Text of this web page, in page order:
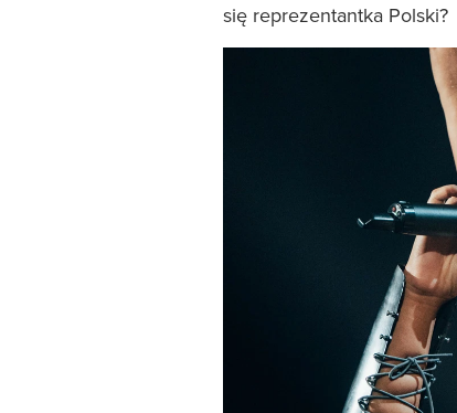
się reprezentantka Polski?